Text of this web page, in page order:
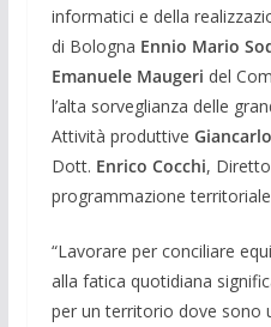
informatici e della
di Bologna Ennio Mario
Emanuele Maugeri del
l’alta sorveglianza delle
Attività produttive
Dott. Enrico Cocchi,
programmazione
“Lavorare per conciliare
alla fatica quotidiana
per un territorio dove sono